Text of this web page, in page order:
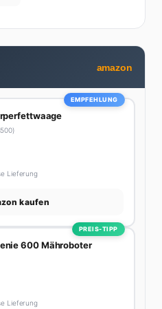
amazon
EMPFEHLUNG
Lieferung
kaufen
PREIS-TIPP
600 Mähroboter
Lieferung